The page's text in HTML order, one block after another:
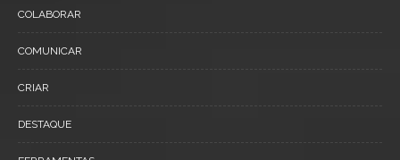
COLABORAR
COMUNICAR
CRIAR
DESTAQUE